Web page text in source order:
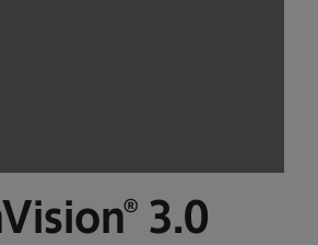
3.0